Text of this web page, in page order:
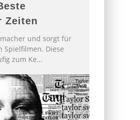
Zeiten
und sorgt für
Spielfilmen. Diese
zum Ke...